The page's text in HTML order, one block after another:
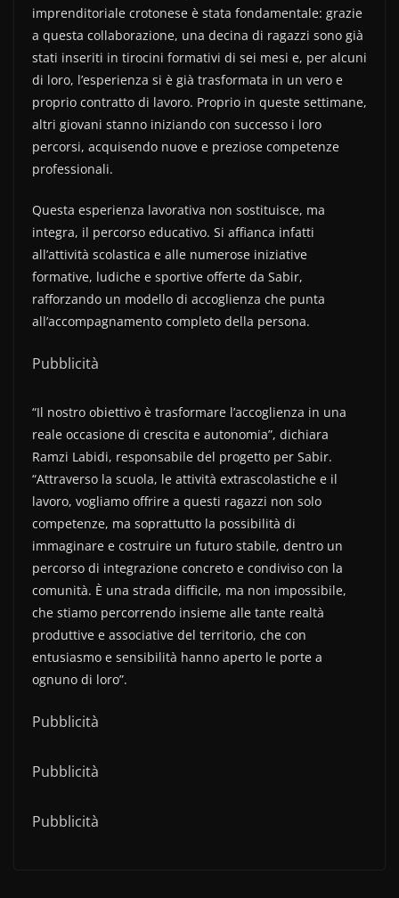
imprenditoriale crotonese è stata fondamentale: grazie
a questa collaborazione, una decina di ragazzi sono già
stati inseriti in tirocini formativi di sei mesi e, per alcuni
di loro, l’esperienza si è già trasformata in un vero e
proprio contratto di lavoro. Proprio in queste settimane,
altri giovani stanno iniziando con successo i loro
percorsi, acquisendo nuove e preziose competenze
professionali.
Questa esperienza lavorativa non sostituisce, ma
integra, il percorso educativo. Si affianca infatti
all’attività scolastica e alle numerose iniziative
formative, ludiche e sportive offerte da Sabir,
rafforzando un modello di accoglienza che punta
all’accompagnamento completo della persona.
Pubblicità
“Il nostro obiettivo è trasformare l’accoglienza in una
reale occasione di crescita e autonomia”, dichiara
Ramzi Labidi, responsabile del progetto per Sabir.
“Attraverso la scuola, le attività extrascolastiche e il
lavoro, vogliamo offrire a questi ragazzi non solo
competenze, ma soprattutto la possibilità di
immaginare e costruire un futuro stabile, dentro un
percorso di integrazione concreto e condiviso con la
comunità. È una strada difficile, ma non impossibile,
che stiamo percorrendo insieme alle tante realtà
produttive e associative del territorio, che con
entusiasmo e sensibilità hanno aperto le porte a
ognuno di loro”.
Pubblicità
Pubblicità
Pubblicità